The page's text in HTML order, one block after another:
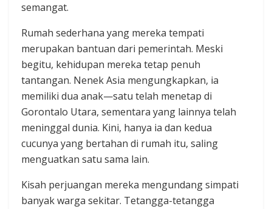
semangat.
Rumah sederhana yang mereka tempati
merupakan bantuan dari pemerintah. Meski
begitu, kehidupan mereka tetap penuh
tantangan. Nenek Asia mengungkapkan, ia
memiliki dua anak—satu telah menetap di
Gorontalo Utara, sementara yang lainnya telah
meninggal dunia. Kini, hanya ia dan kedua
cucunya yang bertahan di rumah itu, saling
menguatkan satu sama lain.
Kisah perjuangan mereka mengundang simpati
banyak warga sekitar. Tetangga-tetangga